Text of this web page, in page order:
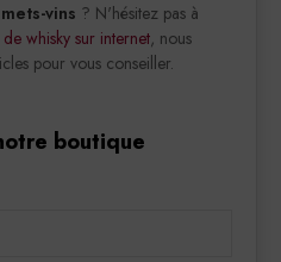
vins ? N'hésitez pas à
whisky sur internet, nous
pour vous conseiller.
boutique